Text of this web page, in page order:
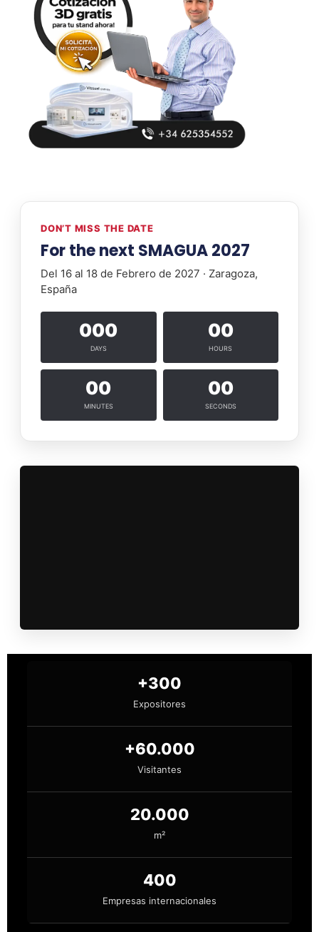
DON’T MISS THE DATE
For the next SMAGUA 2027
Del 16 al 18 de Febrero de 2027 · Zaragoza,
España
000
DAYS
00
HOURS
00
MINUTES
00
SECONDS
+300
Expositores
+60.000
Visitantes
20.000
m²
400
Empresas internacionales